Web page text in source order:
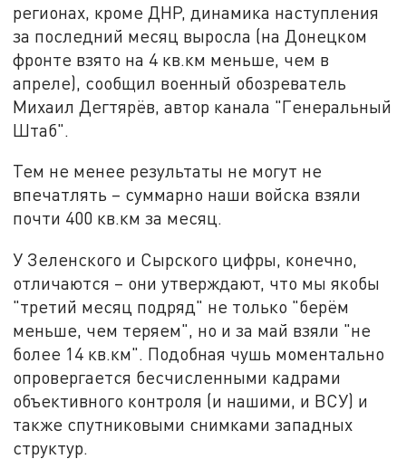
регионах, кроме ДНР, динамика наступления
за последний месяц выросла (на Донецком
фронте взято на 4 кв.км меньше, чем в
апреле), сообщил военный обозреватель
Михаил Дегтярёв, автор канала "Генеральный
Штаб".
Тем не менее результаты не могут не
впечатлять – суммарно наши войска взяли
почти 400 кв.км за месяц.
У Зеленского и Сырского цифры, конечно,
отличаются – они утверждают, что мы якобы
"третий месяц подряд" не только "берём
меньше, чем теряем", но и за май взяли "не
более 14 кв.км". Подобная чушь моментально
опровергается бесчисленными кадрами
объективного контроля (и нашими, и ВСУ) и
также спутниковыми снимками западных
структур.